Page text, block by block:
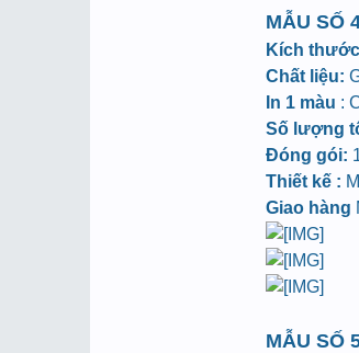
MẪU SỐ
Kích
Chất liệu:
In 1 màu :
Số lượng
Đóng gói:
Thiết kế :
Giao hàng
MẪU SỐ